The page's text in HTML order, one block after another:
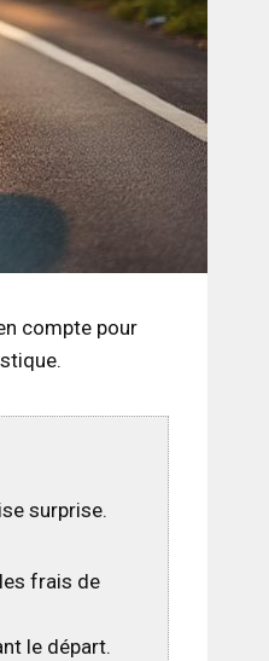
compte pour
surprise.
frais de
le départ.